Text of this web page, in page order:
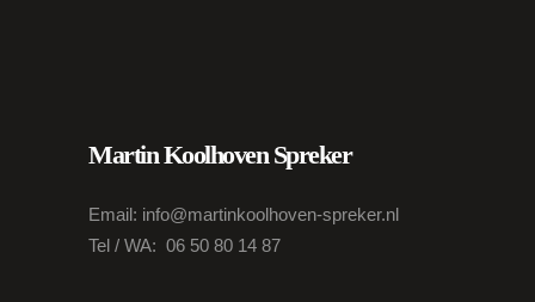
Martin Koolhoven Spreker
Email: info@martinkoolhoven-spreker.nl
Tel / WA: 06 50 80 14 87